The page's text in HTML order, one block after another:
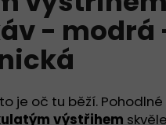
- modrá
je oč tu běží.
výstřihem